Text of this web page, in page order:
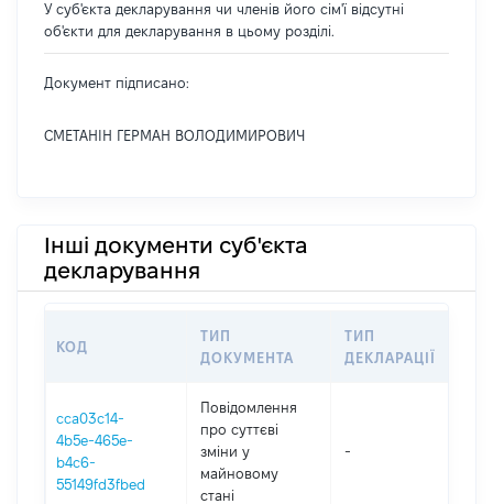
У суб'єкта декларування чи членів його сім'ї відсутні
об'єкти для декларування в цьому розділі.
Документ підписано:
СМЕТАНІН ГЕРМАН ВОЛОДИМИРОВИЧ
Інші документи суб'єкта
декларування
КОД
ТИП
ДОКУМЕНТА
ТИП
ДЕКЛАРАЦІЇ
cca03c14-
4b5e-465e-
b4c6-
55149fd3fbed
Повідомлення
про суттєві
зміни y
майновому
стані
-